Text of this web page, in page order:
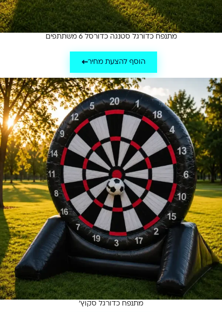
מתנפח כדורגל סטנגה כדורסל 6 משתתפים
הוסף להצעת מחיר
מתנפח כדורגל סקוץ'